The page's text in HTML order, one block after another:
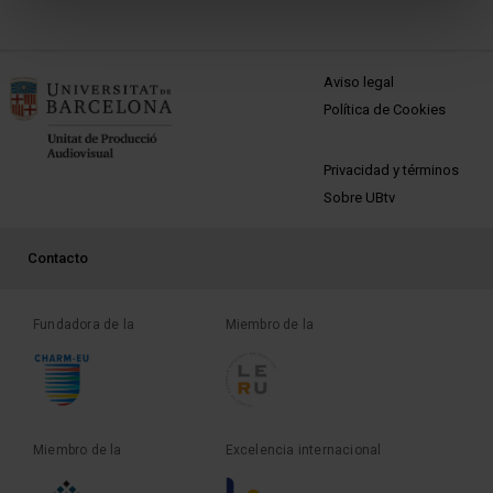
MENÚ PEU 1
Aviso legal
Política de Cookies
PEU 2
Privacidad y términos
Sobre UBtv
PEU 3
Contacto
Fundadora de la Miembro de la
Miembro de la Excelencia internacional